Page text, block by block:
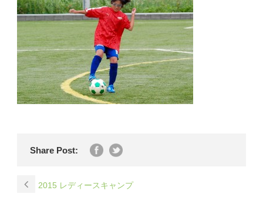
Share Post:
2015 レディースキャンプ